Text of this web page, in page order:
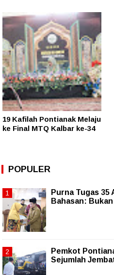
19 Kafilah Pontianak Melaju
ke Final MTQ Kalbar ke-34
POPULER
Purna Tugas 35
Bahasan:
Pemkot
Sejumlah